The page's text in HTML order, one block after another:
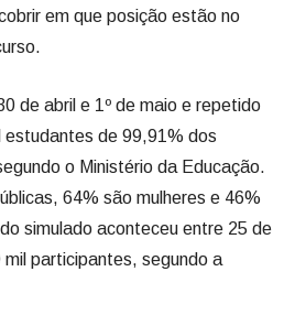
em que posição estão no
de abril e 1º de maio e repetido
estudantes de 99,91% dos
o Ministério da Educação.
64% são mulheres e 46%
simulado aconteceu entre 25 de
participantes, segundo a